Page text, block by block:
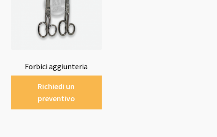
Forbici aggiunteria
Richiedi un
preventivo